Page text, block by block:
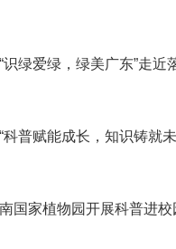
绿爱绿，绿美广东”走近
科普赋能成长，知识铸就
国家植物园开展科普进校